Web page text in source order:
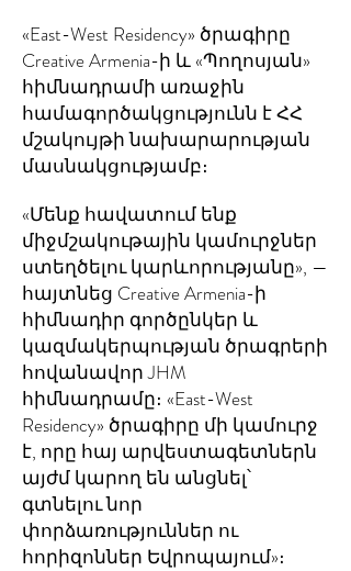
«East-West Residency» ծրագիրը
Creative Armenia-ի և «Պողոսյան»
հիմնադրամի առաջին
համագործակցությունն է ՀՀ
մշակույթի նախարարության
մասնակցությամբ։
«Մենք հավատում ենք
միջմշակութային կամուրջներ
ստեղծելու կարևորությանը», —
հայտնեց Creative Armenia-ի
հիմնադիր գործընկեր և
կազմակերպության ծրագրերի
հովանավոր JHM
հիմնադրամը։ «East-West
Residency» ծրագիրը մի կամուրջ
է, որը հայ արվեստագետներն
այժմ կարող են անցնել՝
գտնելու նոր
փորձառություններ ու
հորիզոններ Եվրոպայում»։